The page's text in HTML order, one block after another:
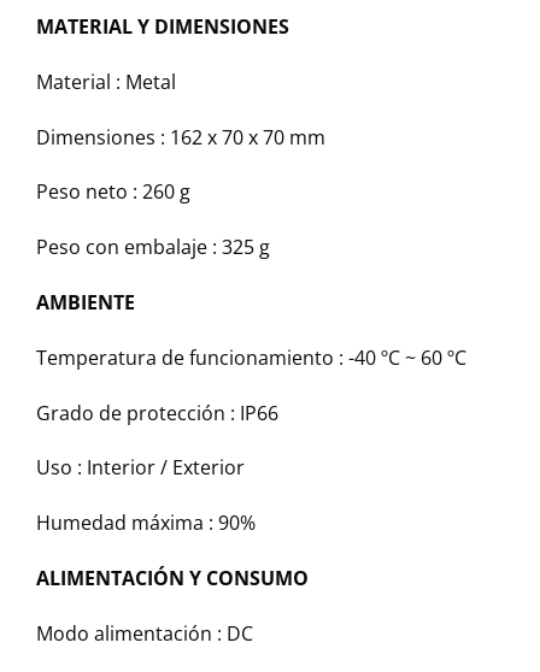
MATERIAL Y DIMENSIONES
Material : Metal
Dimensiones : 162 x 70 x 70 mm
Peso neto : 260 g
Peso con embalaje : 325 g
AMBIENTE
Temperatura de funcionamiento : -40 ºC ~ 60 ºC
Grado de protección : IP66
Uso : Interior / Exterior
Humedad máxima : 90%
ALIMENTACIÓN Y CONSUMO
Modo alimentación : DC